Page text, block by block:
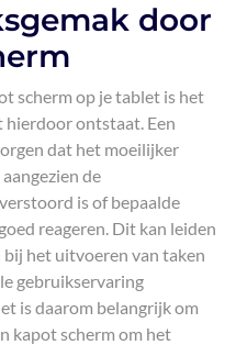
door
scherm op je tablet is het
hierdoor ontstaat. Een
dat het moeilijker
de
is of bepaalde
reageren. Dit kan leiden
het uitvoeren van taken
gebruikservaring
is daarom belangrijk om
kapot scherm om het